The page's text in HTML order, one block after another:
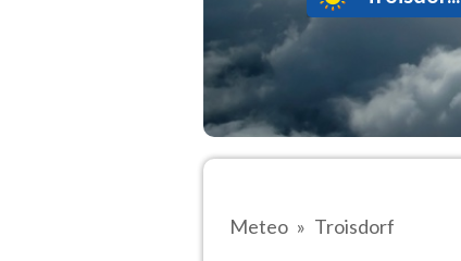
Meteo Troisdorf